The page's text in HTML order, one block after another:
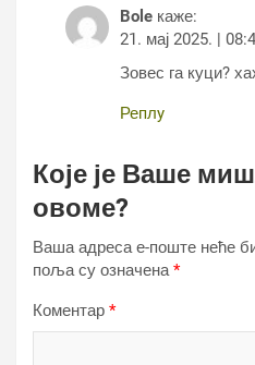
Bole каже:
21. мај 2025. |
Зовес га куци?
Реплy
Које је Ваше
овоме?
Ваша адреса е-поште неће
поља су означена*
Коментар *